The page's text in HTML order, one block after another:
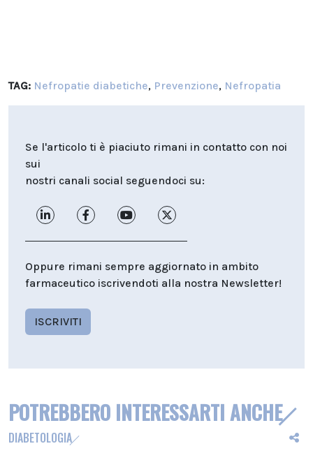
TAG: Nefropatie diabetiche, Prevenzione, Nefropatia
Se l'articolo ti è piaciuto rimani in contatto con noi
sui
nostri canali social seguendoci su:
Oppure rimani sempre aggiornato in ambito
farmaceutico iscrivendoti alla nostra Newsletter!
ISCRIVITI
POTREBBERO INTERESSARTI ANCHE
DIABETOLOGIA